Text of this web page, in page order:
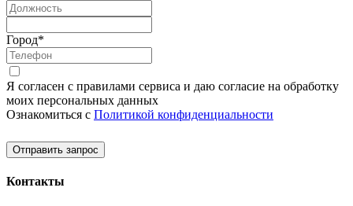
Город*
Я согласен с правилами сервиса и даю согласие на обработку
моих персональных данных
Ознакомиться с Политикой конфиденциальности
Отправить запрос
Контакты